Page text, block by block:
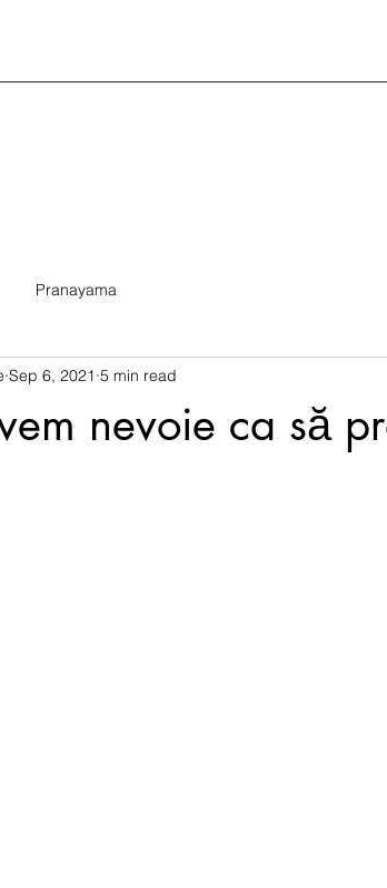
Pranayama
nevoie ca să
Sep 6, 2021 5 min read